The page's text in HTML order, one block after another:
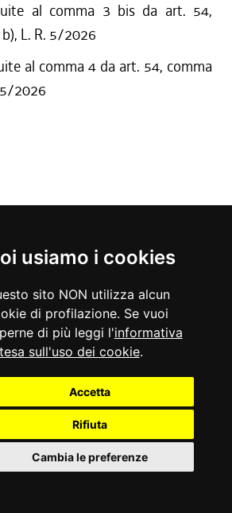
usiamo i cookies
sito NON utilizza alcun
di profilazione. Se vuoi
di più leggi l'informativa
sull'uso dei cookie.
Accetta
Rifiuta
Cambia le preferenze
al comma 3 bis da art. 54,
L. R. 5/2026
al comma 4 da art. 54, comma
5/2026